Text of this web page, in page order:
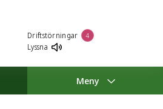
Driftstörningar 4
Lyssna
Meny